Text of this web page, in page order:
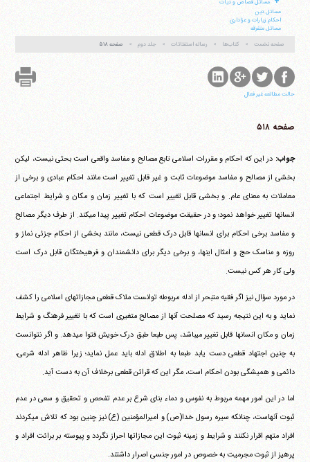
مسائل قصاص و دیات
مسائل دین
احکام زیارات و عزاداری
مسائل متفرقه
صفحه نخست
کتاب‌ها رساله استفتائات جلد دوم صفحه ۵۱۸
حالت مطالعه غیر فعال
صفحه ۵۱۸
جواب: در این که احکام و مقررات اسلامی تابع مصالح و مفاسد واقعی است بحثی نیست، لیکن
بخشی از مصالح و مفاسد موضوعات ثابت و غیر قابل تغییر است مانند احکام عبادی و برخی از
معاملات به معنای عام. و بخشی قابل تغییر است که با تغییر زمان و مکان و شرایط اجتماعی
انسانها تغییر خواهد نمود؛ و در حقیقت موضوعات احکام تغییر پیدا می‎کند. از طرف دیگر مصالح
و مفاسد برخی احکام برای انسانها قابل درک قطعی نیست، مانند بخشی از احکام جزئی نماز و
روزه و مناسک حج و امثال اینها، و برخی دیگر برای دانشمندان و فرهیختگان قابل درک است
ولی کار هر کس نیست.
در مورد سؤال نیز اگر فقیه متبحر از ادله مربوطه توانست ملاک قطعی مجازاتهای اسلامی را کشف
نماید و به این نتیجه رسید که مصلحت آنها از مصالح متغیری است که با تغییر فرهنگ و شرایط
زمان و مکان انسانها قابل تغییر می‎باشد، پس طبعا طبق درک خویش فتوا می‎دهد. و اگر نتوانست
به چنین اجتهاد قطعی دست یابد طبعا به اطلاق ادله باید عمل نماید؛ زیرا ظاهر ادله شرعی،
دائمی و همیشگی بودن احکام است، مگر این که قرائن قطعی برخلاف آن به دست آید.
اما در این امور مهمه مربوط به نفوس و دماء بنای شرع بر عدم تفحص و تحقیق و سعی در عدم
ثبوت آنهاست، چنانکه سیره رسول خدا(ص) و امیرالمؤمنین (ع) نیز چنین بود که تلاش می‎کردند
افراد متهم اقرار نکنند و شرایط و زمینه ثبوت این مجازاتها احراز نگردد و پیوسته بر برائت افراد و
پرهیز از ثبوت مجرمیت به خصوص در امور جنسی اصرار داشتند.